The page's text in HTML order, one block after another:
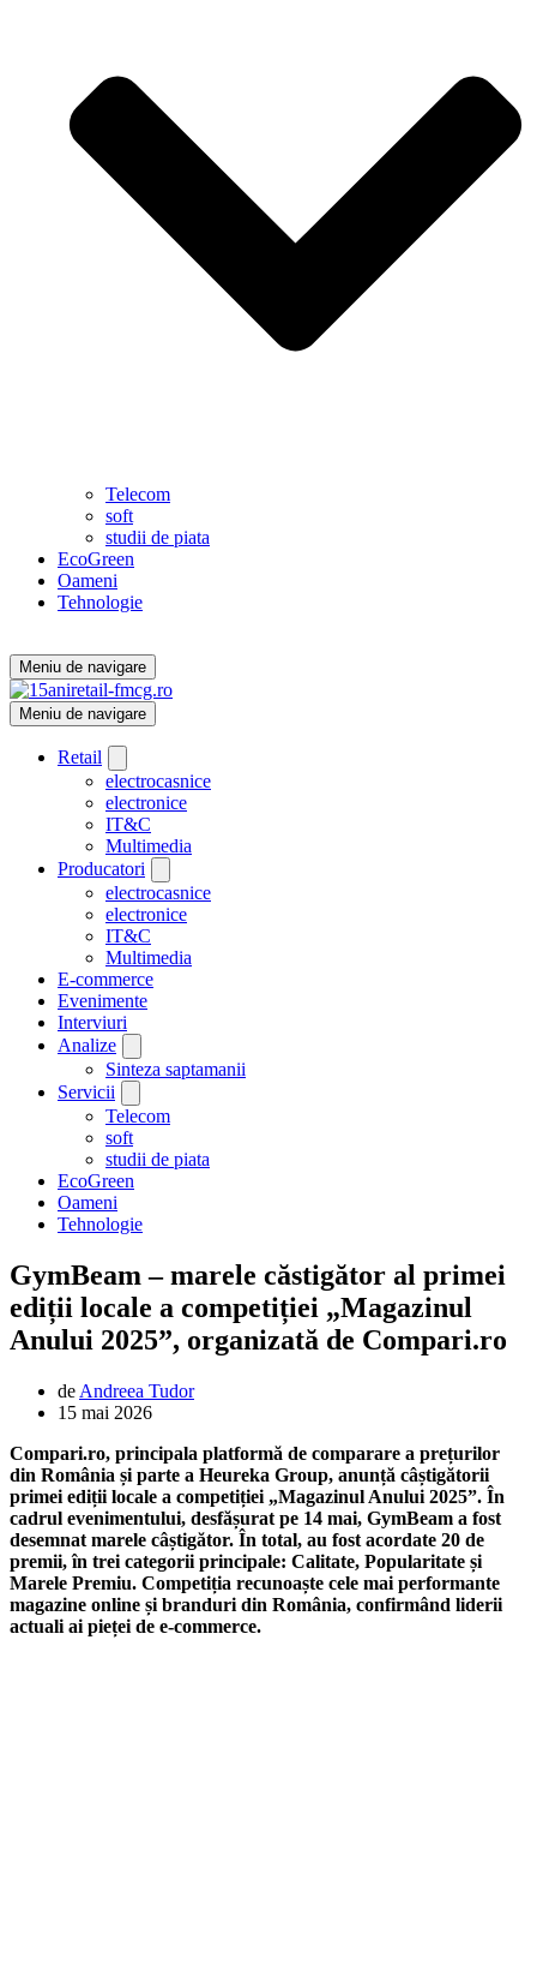
Telecom
soft
studii de piata
EcoGreen
Oameni
Tehnologie
Meniu de navigare
Meniu de navigare
Retail
electrocasnice
electronice
IT&C
Multimedia
Producatori
electrocasnice
electronice
IT&C
Multimedia
E-commerce
Evenimente
Interviuri
Analize
Sinteza saptamanii
Servicii
Telecom
soft
studii de piata
EcoGreen
Oameni
Tehnologie
GymBeam – marele căstigător al primei
ediții locale a competiției „Magazinul
Anului 2025”, organizată de Compari.ro
de Andreea Tudor
15 mai 2026
Compari.ro, principala platformă de comparare a prețurilor
din România și parte a Heureka Group, anunță câștigătorii
primei ediții locale a competiției „Magazinul Anului 2025”. În
cadrul evenimentului, desfășurat pe 14 mai, GymBeam a fost
desemnat marele câștigător. În total, au fost acordate 20 de
premii, în trei categorii principale: Calitate, Popularitate și
Marele Premiu. Competiția recunoaște cele mai performante
magazine online și branduri din România, confirmând liderii
actuali ai pieței de e-commerce.